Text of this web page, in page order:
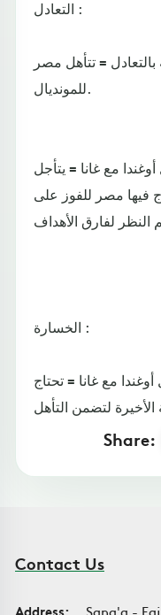
التعادل :
بالتعادل = تتأهل مصر
للمونديال.
مع غانا = يتأجل
فيها مصر للفوز على
الخسارة :
مع غانا = تحتاج
Share:
Contact Us
Address:
Sana'a -